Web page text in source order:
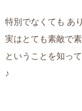
特別でなくても あ
実はとても素敵で
ということを知っ
♪